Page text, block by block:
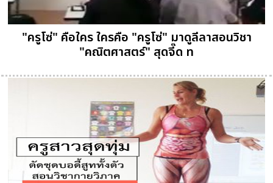
"ครูโซ่" คือใคร ใครคือ "ครูโซ่" มาดูลีลาสอนวิชา
"คณิตศาสตร์" สุดจี๊ด ท